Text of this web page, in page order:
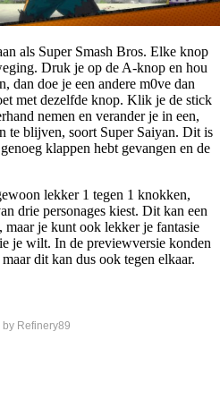
als Super Smash Bros. Elke knop
Druk je op de A-knop en hou
dan doe je een andere m0ve dan
met dezelfde knop. Klik je de stick
nemen en verander je in een,
te blijven, soort Super Saiyan. Dit is
klappen hebt gevangen en de
lekker 1 tegen 1 knokken,
drie personages kiest. Dit kan een
je kunt ook lekker je fantasie
je wilt. In de previewversie konden
dit kan dus ook tegen elkaar.
Refinery89